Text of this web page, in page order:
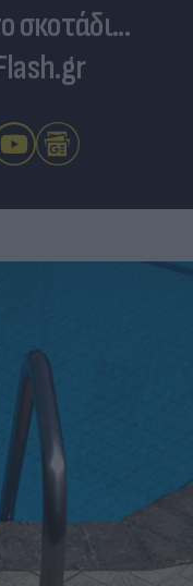
σκοτάδι...